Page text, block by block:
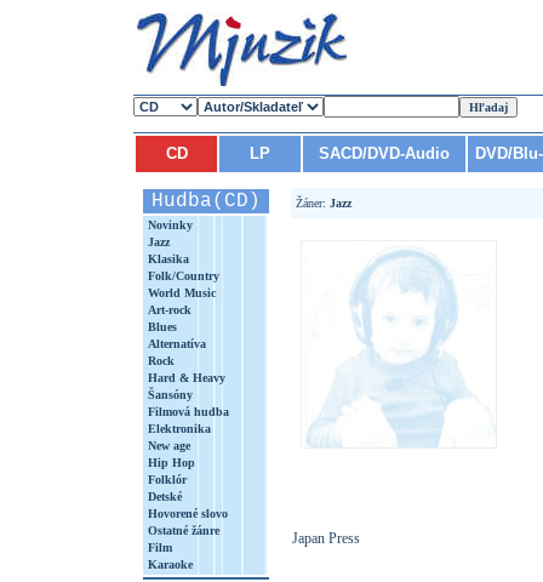
CD LP SACD/DVD-Audio DVD/
Hudba(CD)
Novinky
Jazz
Klasika
Folk/Country
World Music
Art-rock
Blues
Alternatíva
Rock
Hard & Heavy
Šansóny
Filmová hudba
Elektronika
New age
Hip Hop
Folklór
Detské
Hovorené slovo
Ostatné žánre
Film
Karaoke
Žáner: Jazz
Japan Press